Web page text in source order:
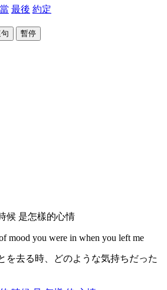
當 最後 約定
暫停
候 是怎樣的心情
mood you were in when you left me
を去る時、どのような気持ちだった